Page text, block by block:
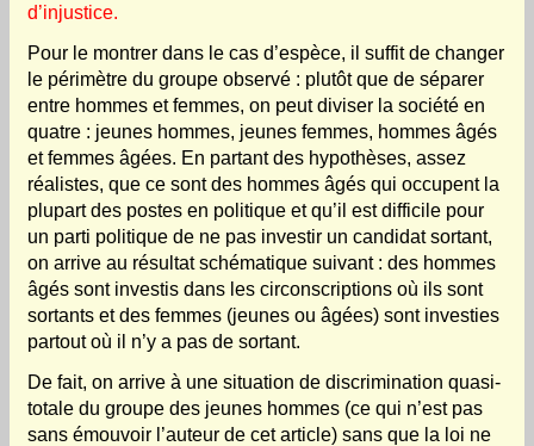
d’injustice.
Pour le montrer dans le cas d’espèce, il suffit de changer
le périmètre du groupe observé : plutôt que de séparer
entre hommes et femmes, on peut diviser la société en
quatre : jeunes hommes, jeunes femmes, hommes âgés
et femmes âgées. En partant des hypothèses, assez
réalistes, que ce sont des hommes âgés qui occupent la
plupart des postes en politique et qu’il est difficile pour
un parti politique de ne pas investir un candidat sortant,
on arrive au résultat schématique suivant : des hommes
âgés sont investis dans les circonscriptions où ils sont
sortants et des femmes (jeunes ou âgées) sont investies
partout où il n’y a pas de sortant.
De fait, on arrive à une situation de discrimination quasi-
totale du groupe des jeunes hommes (ce qui n’est pas
sans émouvoir l’auteur de cet article) sans que la loi ne